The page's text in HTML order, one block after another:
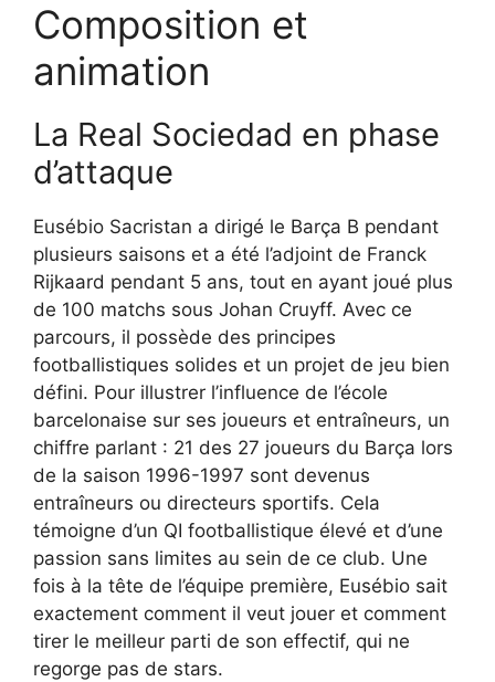
Composition et
animation
La Real Sociedad en phase
d’attaque
Eusébio Sacristan a dirigé le Barça B pendant
plusieurs saisons et a été l’adjoint de Franck
Rijkaard pendant 5 ans, tout en ayant joué plus
de 100 matchs sous Johan Cruyff. Avec ce
parcours, il possède des principes
footballistiques solides et un projet de jeu bien
défini. Pour illustrer l’influence de l’école
barcelonaise sur ses joueurs et entraîneurs, un
chiffre parlant : 21 des 27 joueurs du Barça lors
de la saison 1996-1997 sont devenus
entraîneurs ou directeurs sportifs. Cela
témoigne d’un QI footballistique élevé et d’une
passion sans limites au sein de ce club. Une
fois à la tête de l’équipe première, Eusébio sait
exactement comment il veut jouer et comment
tirer le meilleur parti de son effectif, qui ne
regorge pas de stars.